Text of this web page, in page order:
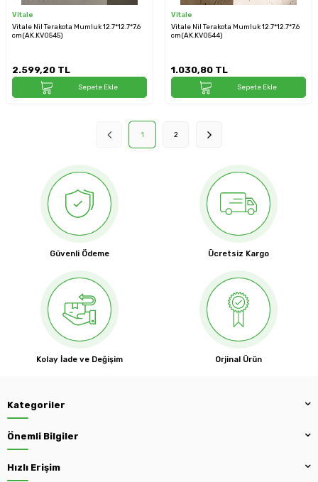
Vitale
Vitale Nil Terakota Mumluk 12.7*12.7*7.6
cm(AK.KV0545)
2.599,20 TL
Sepete Ekle
Vitale
Vitale Nil Terakota Mumluk 12.7*12.7*7.6
cm(AK.KV0544)
1.030,80 TL
Sepete Ekle
1 2
Güvenli Ödeme Ücretsiz Kargo
Kolay İade ve Değişim Orjinal Ürün
Kategoriler
Önemli Bilgiler
Hızlı Erişim